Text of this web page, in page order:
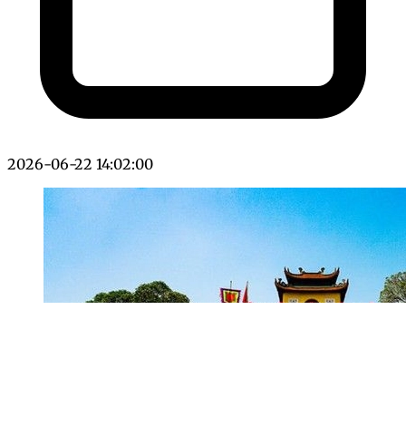
2026-06-22 14:02:00